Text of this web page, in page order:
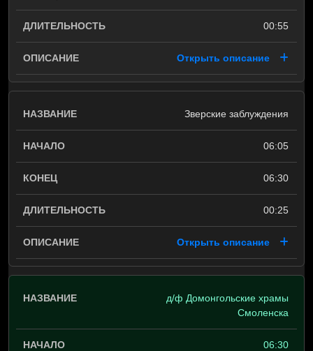
00:55
Открыть описание
Зверские заблуждения
06:05
06:30
00:25
Открыть описание
д/ф Домонгольские храмы
Смоленска
06:30